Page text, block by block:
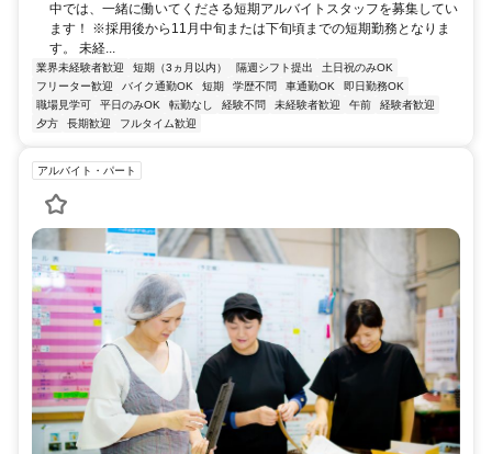
中では、一緒に働いてくださる短期アルバイトスタッフを募集してい
ます！ ※採用後から11月中旬または下旬頃までの短期勤務となりま
す。 未経...
業界未経験者歓迎 短期（3ヵ月以内） 隔週シフト提出
土日祝のみOK
フリーター歓迎
バイク通勤OK 短期 学歴不問 車通勤OK
即日勤務OK
職場見学可
平日のみOK 転勤なし 経験不問 未経験者歓迎 午前
経験者歓迎
夕方
長期歓迎 フルタイム歓迎
アルバイト・パート